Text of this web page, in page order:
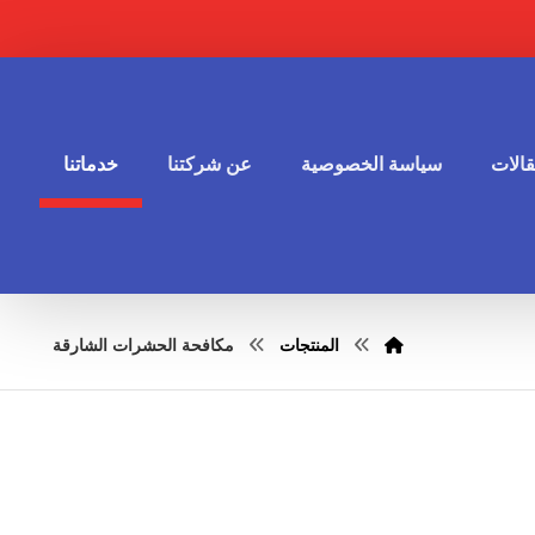
سياسة الخصوصية عن شركتنا خدماتنا
المنتجات مكافحة الحشرات الشارقة